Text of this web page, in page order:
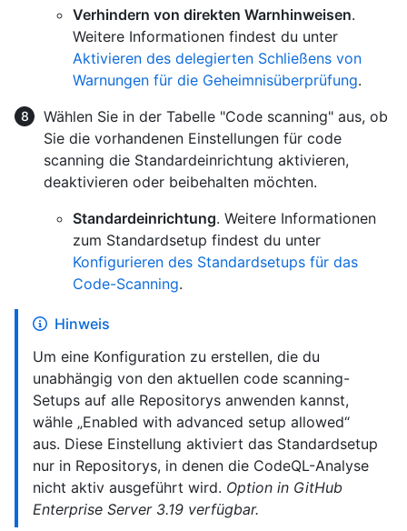
Verhindern von direkten Warnhinweisen.
Weitere Informationen findest du unter
Aktivieren des delegierten Schließens von
Warnungen für die Geheimnisüberprüfung.
Wählen Sie in der Tabelle "Code scanning" aus, ob
Sie die vorhandenen Einstellungen für code
scanning die Standardeinrichtung aktivieren,
deaktivieren oder beibehalten möchten.
Standardeinrichtung. Weitere Informationen
zum Standardsetup findest du unter
Konfigurieren des Standardsetups für das
Code-Scanning.
Hinweis
Um eine Konfiguration zu erstellen, die du
unabhängig von den aktuellen code scanning-
Setups auf alle Repositorys anwenden kannst,
wähle „Enabled with advanced setup allowed“
aus. Diese Einstellung aktiviert das Standardsetup
nur in Repositorys, in denen die CodeQL-Analyse
nicht aktiv ausgeführt wird. Option in GitHub
Enterprise Server 3.19 verfügbar.